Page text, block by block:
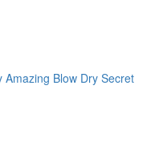
Amazing Blow Dry Secret